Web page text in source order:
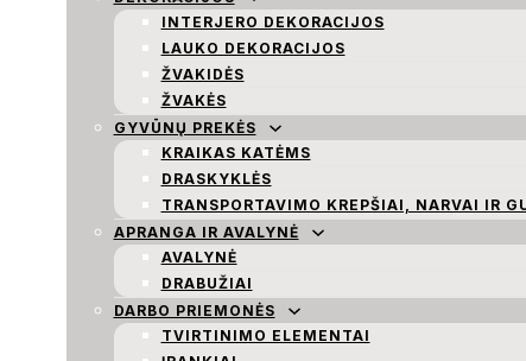
INTERJERO DEKORACIJOS
LAUKO DEKORACIJOS
ŽVAKIDĖS
ŽVAKĖS
GYVŪNŲ PREKĖS
KRAIKAS KATĖMS
DRASKYKLĖS
TRANSPORTAVIMO KREPŠIAI, NARVAI IR
APRANGA IR AVALYNĖ
AVALYNĖ
DRABUŽIAI
DARBO PRIEMONĖS
TVIRTINIMO ELEMENTAI